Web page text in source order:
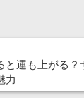
と運も上がる？
力